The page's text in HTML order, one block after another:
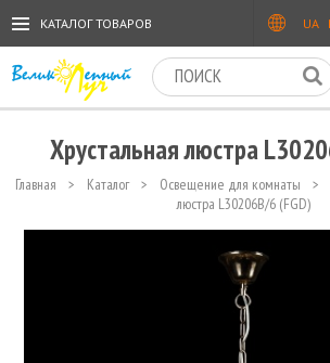
UA
КАТАЛОГ ТОВАРОВ
Хрустальная люстра
Главная > Каталог > Освещение для комнаты >
люстра L30206B/6 (FGD)